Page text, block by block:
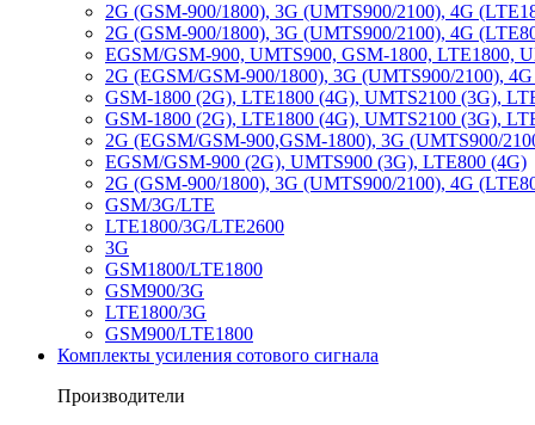
2G (GSM-900/1800), 3G (UMTS900/2100), 4G
2G (GSM-900/1800), 3G (UMTS900/2100), 4G
EGSM/GSM-900, UMTS900, GSM-1800, LTE1800,
2G (EGSM/GSM-900/1800), 3G (UMTS900/2100),
GSM-1800 (2G), LTE1800 (4G), UMTS2100 (3G),
GSM-1800 (2G), LTE1800 (4G), UMTS2100 (3G),
2G (EGSM/GSM-900,GSM-1800), 3G (UMTS900/
EGSM/GSM-900 (2G), UMTS900 (3G), LTE800 (4G)
2G (GSM-900/1800), 3G (UMTS900/2100), 4G
GSM/3G/LTE
LTE1800/3G/LTE2600
3G
GSM1800/LTE1800
GSM900/3G
LTE1800/3G
GSM900/LTE1800
Комплекты усиления сотового сигнала
Производители